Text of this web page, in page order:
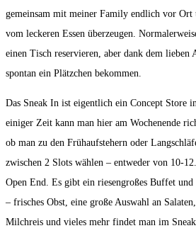
gemeinsam mit meiner Family endlich vor Ort
vom leckeren Essen überzeugen.
einen Tisch reservieren, aber dank dem
spontan ein Plätzchen bekommen.
Das Sneak In ist eigentlich ein Concept Store
einiger Zeit kann man hier am Wochenende
ob man zu den Frühaufstehern oder
zwischen 2 Slots wählen – entweder von 10-
Open End. Es gibt ein riesengroßes Buffet
– frisches Obst, eine große Auswahl an
Milchreis und vieles mehr findet man im